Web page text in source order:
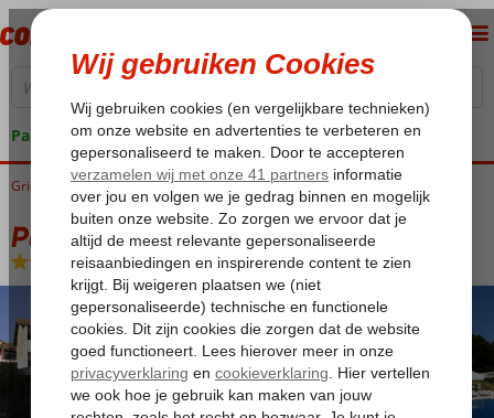
Pakketgarantie
Home
Griekenland Lefkas Ligia Porto Lygia Hotel
Porto Lygia Hotel
Logies en ontbijt -Hotel